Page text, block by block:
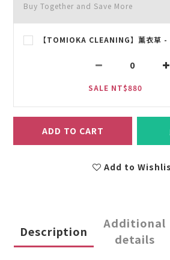
Buy Together and Save More
【TOMIOKA CLEANING】薰衣草 -
SALE NT$880
ADD TO CART
Add to
Description
Additional
details